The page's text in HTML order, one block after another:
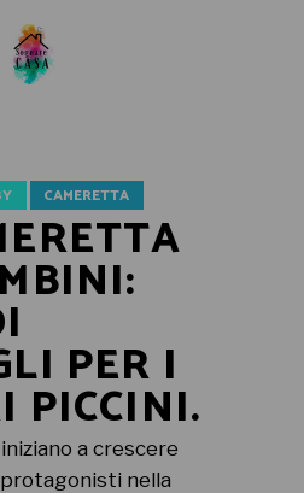
CAMERETTA
PER I
PICCINI.
a crescere
nella